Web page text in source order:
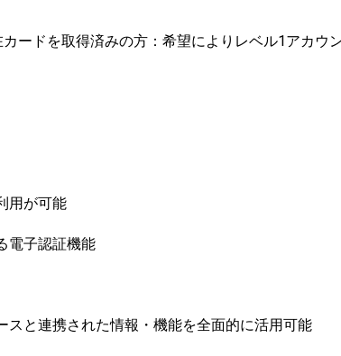
ードを取得済みの方：希望によりレベル1アカウ
用が可能
電子認証機能
と連携された情報・機能を全面的に活用可能